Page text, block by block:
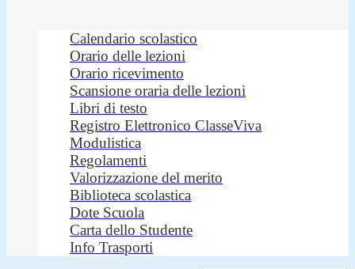
Calendario scolastico
Orario delle lezioni
Orario ricevimento
Scansione oraria delle lezioni
Libri di testo
Registro Elettronico ClasseViva
Modulistica
Regolamenti
Valorizzazione del merito
Biblioteca scolastica
Dote Scuola
Carta dello Studente
Info Trasporti